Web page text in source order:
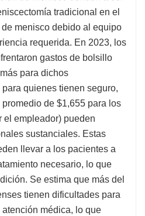
tradicional en el
menisco debido al equipo
requerida. En 2023, los
gastos de bolsillo
para dichos
quienes tienen seguro,
de $1,655 para los
el empleador) pueden
sustanciales. Estas
llevar a los pacientes a
necesario, lo que
Se estima que más del
tienen dificultades para
médica, lo que